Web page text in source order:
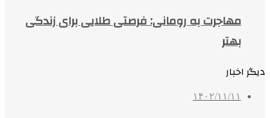
مهاجرت به رومانی: فرصتی طلایی برای زندگی
بهتر
دیگر اخبار
۱۴۰۲/۱۱/۱۱